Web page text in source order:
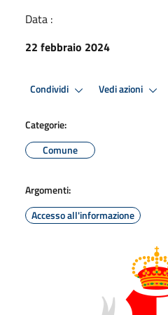
Data :
22 febbraio 2024
Condividi Vedi azioni
Categorie:
Comune
Argomenti:
Accesso all'informazione